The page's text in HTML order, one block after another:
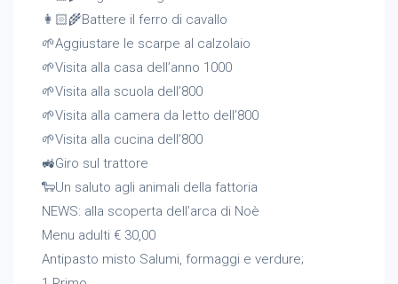
👩🏻🌾Battere il ferro di cavallo
🌱Aggiustare le scarpe al calzolaio
🌱Visita alla casa dell’anno 1000
🌱Visita alla scuola dell’800
🌱Visita alla camera da letto dell’800
🌱Visita alla cucina dell’800
🚜Giro sul trattore
🐑Un saluto agli animali della fattoria
NEWS: alla scoperta dell’arca di Noè
Menu adulti € 30,00
Antipasto misto Salumi, formaggi e verdure;